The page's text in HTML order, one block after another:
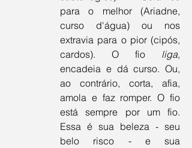
para o melhor (Ariadne,
curso d'água) ou nos
extravia para o pior (cipós,
cardos). O fio liga,
encadeia e dá curso. Ou,
ao contrário, corta, afia,
amola e faz romper. O fio
está sempre por um fio.
Essa é sua beleza - seu
belo risco - e sua